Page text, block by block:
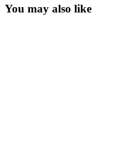
You may also like